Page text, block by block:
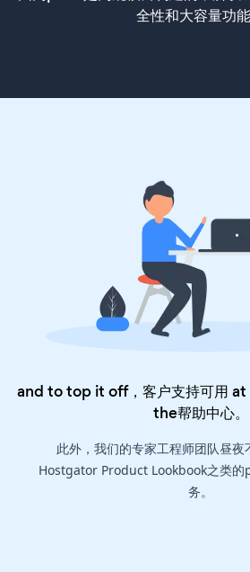
全性和大容量功能
and to top it off，客户支持可用
the帮助中心。
此外，我们的专家工程师团队昼夜
Hostgator Product Lookbook之类的
务。